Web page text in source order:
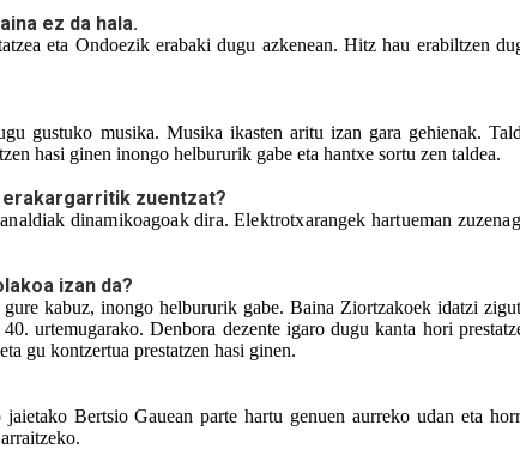
ez da hala.
eta Ondoezik erabaki dugu azkenean. Hitz hau erabiltzen
gustuko musika. Musika ikasten aritu izan gara gehienak.
hasi ginen inongo helbururik gabe eta hantxe sortu zen taldea.
zuentzat?
dinamikoagoak dira. Elektrotxarangek hartueman
izan da?
kabuz, inongo helbururik gabe. Baina Ziortzakoek idatzi
urtemugarako. Denbora dezente igaro dugu kanta hori
gu kontzertua prestatzen hasi ginen.
Bertsio Gauean parte hartu genuen aurreko udan eta